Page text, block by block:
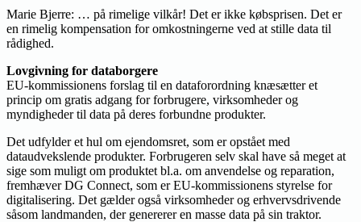
Marie Bjerre: … på rimelige vilkår! Det er ikke købsprisen. Det er
en rimelig kompensation for omkostningerne ved at stille data til
rådighed.
Lovgivning for databorgere
EU-kommissionens forslag til en dataforordning knæsætter et
princip om gratis adgang for forbrugere, virksomheder og
myndigheder til data på deres forbundne produkter.
Det udfylder et hul om ejendomsret, som er opstået med
dataudvekslende produkter. Forbrugeren selv skal have så meget at
sige som muligt om produktet bl.a. om anvendelse og reparation,
fremhæver DG Connect, som er EU-kommissionens styrelse for
digitalisering. Det gælder også virksomheder og erhvervsdrivende
såsom landmanden, der genererer en masse data på sin traktor.